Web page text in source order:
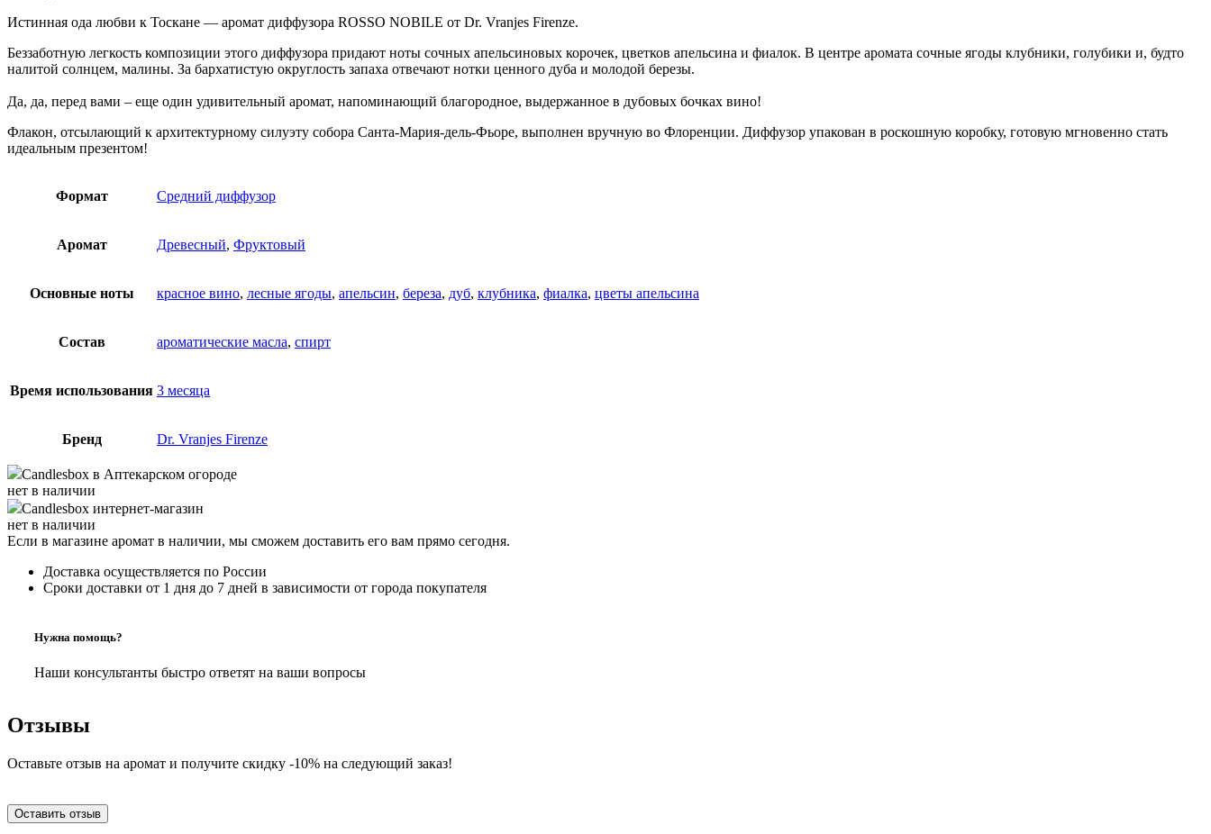
Истинная ода любви к Тоскане — аромат диффузора ROSSO NOBILE от Dr. Vranjes Firenze.
Беззаботную легкость композиции этого диффузора придают ноты сочных апельсиновых корочек, цветков апельсина и фиалок. В центре аромата сочные ягоды клубники, голубики и, будто
налитой солнцем, малины. За бархатистую округлость запаха отвечают нотки ценного дуба и молодой березы.
Да, да, перед вами – еще один удивительный аромат, напоминающий благородное, выдержанное в дубовых бочках вино!
Флакон, отсылающий к архитектурному силуэту собора Санта-Мария-дель-Фьоре, выполнен вручную во Флоренции. Диффузор упакован в роскошную коробку, готовую мгновенно стать
идеальным презентом!
Формат Средний диффузор
Аромат Древесный, Фруктовый
Основные ноты красное вино, лесные ягоды, апельсин, береза, дуб, клубника, фиалка, цветы апельсина
Состав ароматические масла, спирт
Время использования 3 месяца
Бренд Dr. Vranjes Firenze
Candlesbox в Аптекарском огороде
нет в наличии
Candlesbox интернет-магазин
нет в наличии
Если в магазине аромат в наличии, мы сможем доставить его вам прямо сегодня.
Доставка осуществляется по России
Сроки доставки от 1 дня до 7 дней в зависимости от города покупателя
Нужна помощь?
Наши консультанты быстро ответят на ваши вопросы
Отзывы
Оставьте отзыв на аромат и получите скидку -10% на следующий заказ!
Оставить отзыв